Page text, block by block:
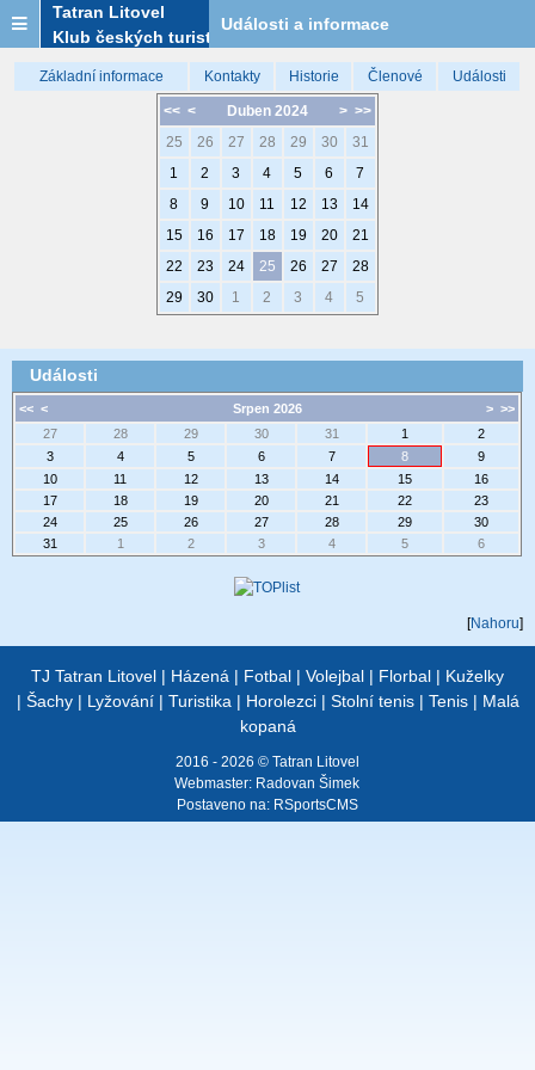
Tatran Litovel
Klub českých turistů
Události a informace
Základní informace Kontakty Historie Členové Události
<< < > >>
Duben 2024
25
26 27 28 29 30
31
1
2 3 4 5 6
7
8
9 10 11 12 13
14
15
16 17 18 19 20
21
22
23 24 25 26 27
28
29
30 1 2 3 4 5
Události
<< < > >>
Srpen 2026
27
28 29 30 31 1
2
3
4 5 6 7 8
9
10
11 12 13 14 15
16
17
18 19 20 21 22
23
24
25 26 27 28 29
30
31
1 2 3 4 5 6
[Nahoru]
TJ Tatran Litovel | Házená | Fotbal | Volejbal | Florbal | Kuželky
| Šachy| Lyžování| Turistika | Horolezci| Stolní tenis| Tenis| Malá
kopaná
2016 - 2026 © Tatran Litovel
Webmaster: Radovan Šimek
Postaveno na: RSportsCMS